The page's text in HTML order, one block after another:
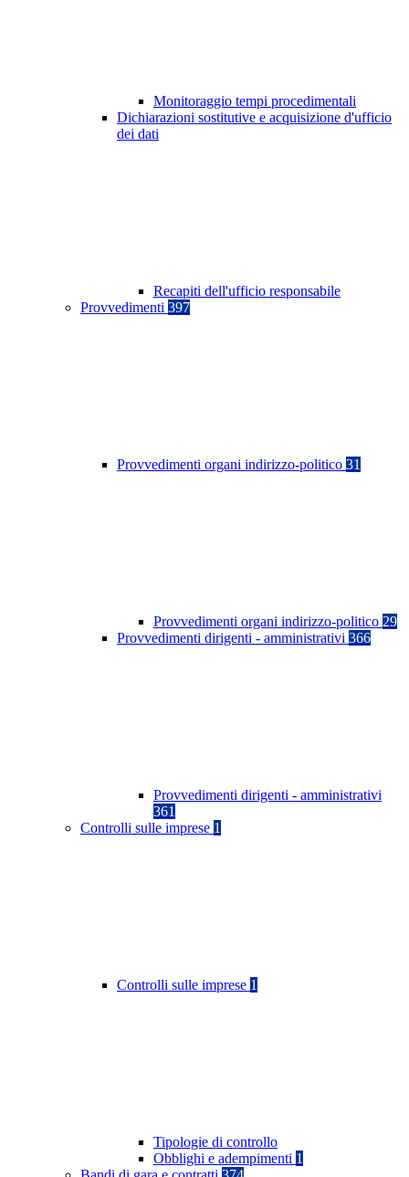
Monitoraggio tempi procedimentali
Dichiarazioni sostitutive e acquisizione d'ufficio
dei dati
Recapiti dell'ufficio responsabile
Provvedimenti 397
Provvedimenti organi indirizzo-politico 31
Provvedimenti organi indirizzo-politico 29
Provvedimenti dirigenti - amministrativi 366
Provvedimenti dirigenti - amministrativi
361
Controlli sulle imprese 1
Controlli sulle imprese 1
Tipologie di controllo
Obblighi e adempimenti 1